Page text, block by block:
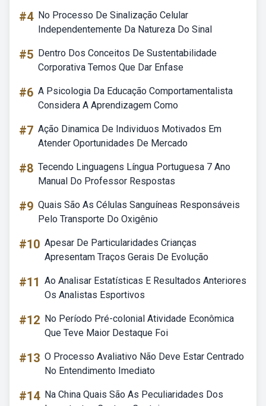
#4 No Processo De Sinalização Celular
Independentemente Da Natureza Do Sinal
#5 Dentro Dos Conceitos De Sustentabilidade
Corporativa Temos Que Dar Enfase
#6 A Psicologia Da Educação Comportamentalista
Considera A Aprendizagem Como
#7 Ação Dinamica De Individuos Motivados Em
Atender Oportunidades De Mercado
#8 Tecendo Linguagens Língua Portuguesa 7 Ano
Manual Do Professor Respostas
#9 Quais São As Células Sanguíneas Responsáveis
Pelo Transporte Do Oxigênio
#10 Apesar De Particularidades Crianças
Apresentam Traços Gerais De Evolução
#11 Ao Analisar Estatísticas E Resultados Anteriores
Os Analistas Esportivos
#12 No Período Pré-colonial Atividade Econômica
Que Teve Maior Destaque Foi
#13 O Processo Avaliativo Não Deve Estar Centrado
No Entendimento Imediato
#14 Na China Quais São As Peculiaridades Dos